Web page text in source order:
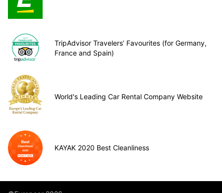
TripAdvisor Travelers’ Favourites (for Germany,
France and Spain)
World's Leading Car Rental Company Website
KAYAK 2020 Best Cleanliness